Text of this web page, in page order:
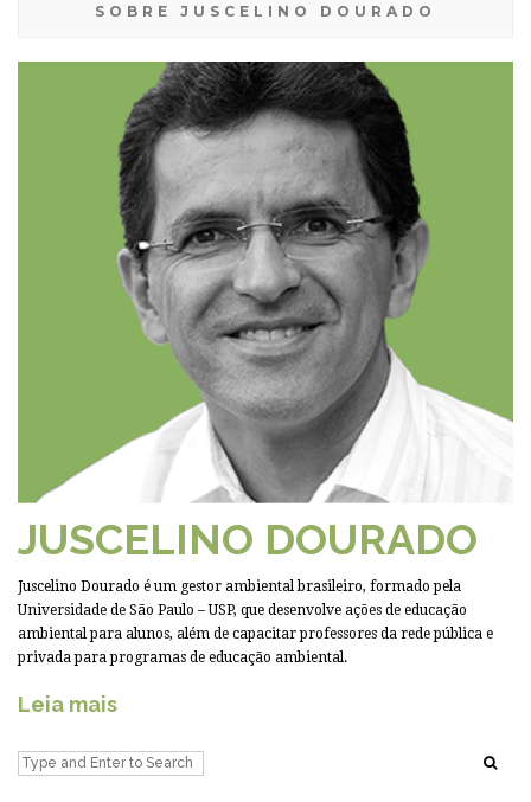
SOBRE JUSCELINO DOURADO
JUSCELINO DOURADO
Juscelino Dourado é um gestor ambiental brasileiro, formado pela
Universidade de São Paulo – USP, que desenvolve ações de educação
ambiental para alunos, além de capacitar professores da rede pública e
privada para programas de educação ambiental.
Leia mais